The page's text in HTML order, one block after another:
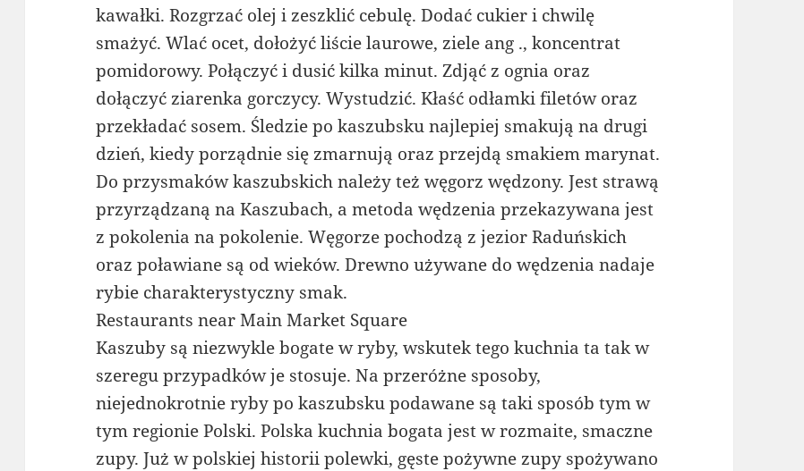
kawałki. Rozgrzać olej i zeszklić cebulę. Dodać cukier i chwilę
smażyć. Wlać ocet, dołożyć liście laurowe, ziele ang ., koncentrat
pomidorowy. Połączyć i dusić kilka minut. Zdjąć z ognia oraz
dołączyć ziarenka gorczycy. Wystudzić. Kłaść odłamki filetów oraz
przekładać sosem. Śledzie po kaszubsku najlepiej smakują na drugi
dzień, kiedy porządnie się zmarnują oraz przejdą smakiem marynat.
Do przysmaków kaszubskich należy też węgorz wędzony. Jest strawą
przyrządzaną na Kaszubach, a metoda wędzenia przekazywana jest
z pokolenia na pokolenie. Węgorze pochodzą z jezior Raduńskich
oraz poławiane są od wieków. Drewno używane do wędzenia nadaje
rybie charakterystyczny smak.
Restaurants near Main Market Square
Kaszuby są niezwykle bogate w ryby, wskutek tego kuchnia ta tak w
szeregu przypadków je stosuje. Na przeróżne sposoby,
niejednokrotnie ryby po kaszubsku podawane są taki sposób tym w
tym regionie Polski. Polska kuchnia bogata jest w rozmaite, smaczne
zupy. Już w polskiej historii polewki, gęste pożywne zupy spożywano